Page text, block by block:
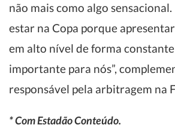
não mais como algo
estar na Copa porque
em alto nível de forma
importante para nós”,
responsável pela arbitragem na
* Com Estadão Conteúdo.